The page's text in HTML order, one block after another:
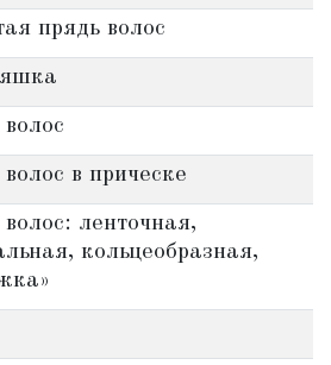
прядь волос
в прическе
ленточная,
кольцеобразная,